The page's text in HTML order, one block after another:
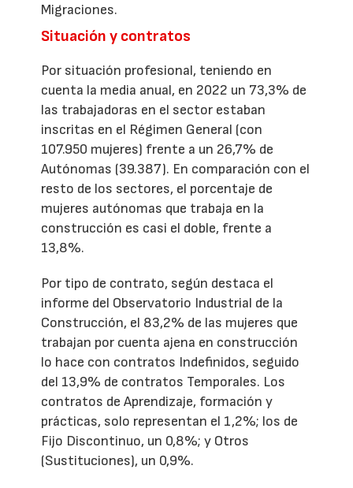
Migraciones.
Situación y contratos
Por situación profesional, teniendo en
cuenta la media anual, en 2022 un 73,3% de
las trabajadoras en el sector estaban
inscritas en el Régimen General (con
107.950 mujeres) frente a un 26,7% de
Autónomas (39.387). En comparación con el
resto de los sectores, el porcentaje de
mujeres autónomas que trabaja en la
construcción es casi el doble, frente a
13,8%.
Por tipo de contrato, según destaca el
informe del Observatorio Industrial de la
Construcción, el 83,2% de las mujeres que
trabajan por cuenta ajena en construcción
lo hace con contratos Indefinidos, seguido
del 13,9% de contratos Temporales. Los
contratos de Aprendizaje, formación y
prácticas, solo representan el 1,2%; los de
Fijo Discontinuo, un 0,8%; y Otros
(Sustituciones), un 0,9%.